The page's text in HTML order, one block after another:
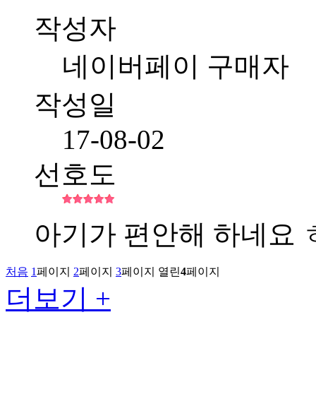
작성자
네이버페이 구매자
작성일
17-08-02
선호도
아기가 편안해 하네요
처음 1페이지 2페이지 3페이지 열린4페이지
더보기 +